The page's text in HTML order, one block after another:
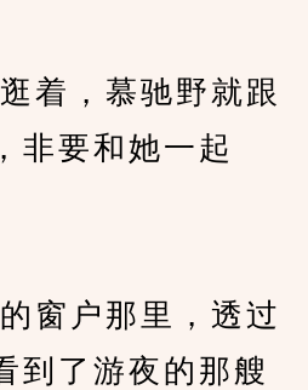
，慕驰野就跟
非要和她一起
户那里，透过
到了游夜的那艘